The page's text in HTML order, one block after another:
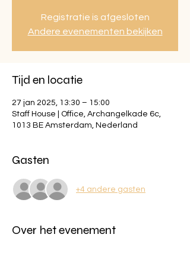
Registratie is afgesloten
Andere evenementen bekijken
Tijd en locatie
27 jan 2025, 13:30 – 15:00
Staff House | Office, Archangelkade 6c,
1013 BE Amsterdam, Nederland
Gasten
+4 andere gasten
Over het evenement